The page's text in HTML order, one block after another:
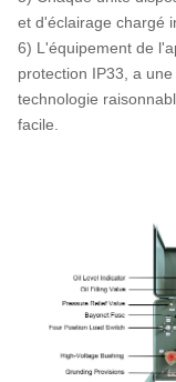
et d'éclairage chargé
6) L'équipement de
protection IP33, a
technologie
facile.